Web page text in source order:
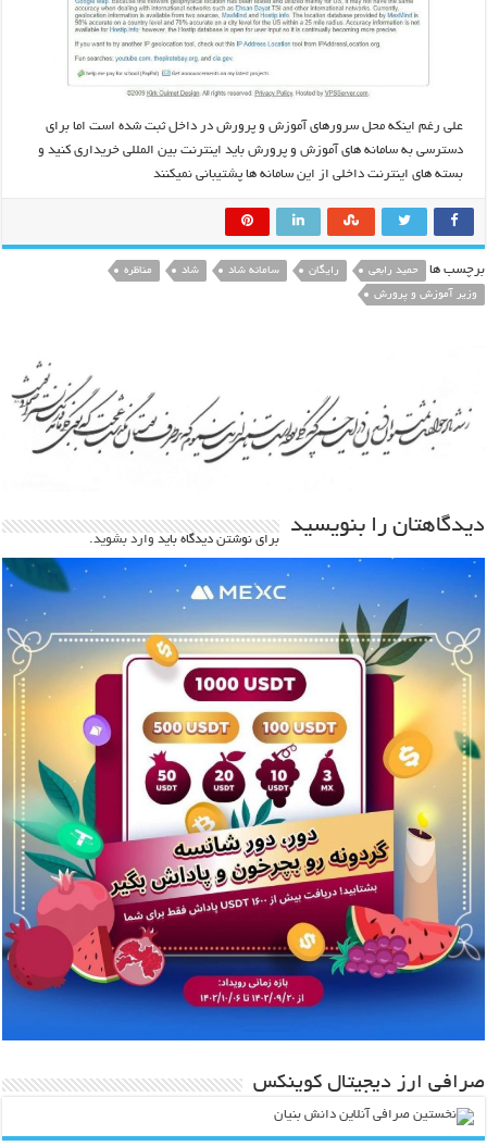
علی رغم اینکه محل سرورهای آموزش و پرورش در داخل ثبت شده است اما برای
دسترسی به سامانه های آموزش و پرورش باید اینترنت بین المللی خریداری کنید و
بسته های اینترنت داخلی از این سامانه ها پشتیبانی نمیکنند
برچسب ها حمید رابعی رایگان سامانه شاد شاد
مناظره
وزیر آموزش و پرورش
دیدگاهتان را بنویسید
برای نوشتن دیدگاه باید وارد بشوید.
صرافی ارز دیجیتال کوینکس